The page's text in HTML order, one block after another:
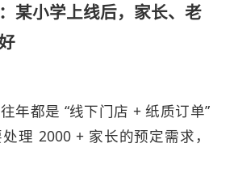
某小学上线后，家长、老
年都是 “线下门店 + 纸质订单”
理 2000 + 家长的预定需求，